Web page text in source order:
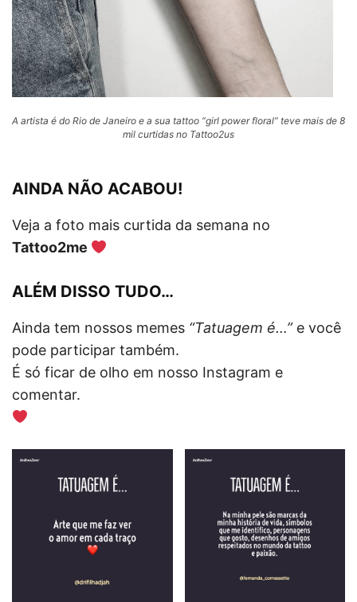
A artista é do Rio de Janeiro e a sua tattoo “girl power floral” teve mais de 8
mil curtidas no Tattoo2us
AINDA NÃO ACABOU!
Veja a foto mais curtida da semana no
Tattoo2me
ALÉM DISSO TUDO…
Ainda tem nossos memes “Tatuagem é…”e você
pode participar também.
É só ficar de olho em nosso Instagram e
comentar.